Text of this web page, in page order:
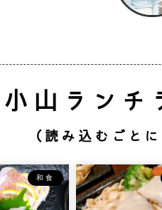
小山ランチ
（読み込むごと
和食